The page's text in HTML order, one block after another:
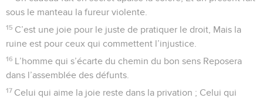
sous le manteau la fureur violente.
15 C’est une joie pour le juste de pratiquer le droit, Mais la
ruine est pour ceux qui commettent l’injustice.
16 L’homme qui s’écarte du chemin du bon sens Reposera
dans l’assemblée des défunts.
17 Celui qui aime la joie reste dans la privation ; Celui qui